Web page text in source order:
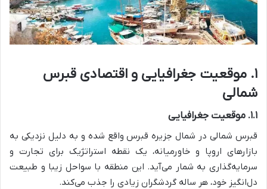
۱. موقعیت جغرافیایی و اقتصادی قبرس
شمالی
۱.۱. موقعیت جغرافیایی
قبرس شمالی در شمال جزیره قبرس واقع شده و به دلیل نزدیکی به
بازارهای اروپا و خاورمیانه، یک نقطه استراتژیک برای تجارت و
سرمایه‌گذاری به شمار می‌آید. این منطقه با سواحل زیبا و طبیعت
دل‌انگیز خود، هر ساله گردشگران زیادی را جذب می‌کند.